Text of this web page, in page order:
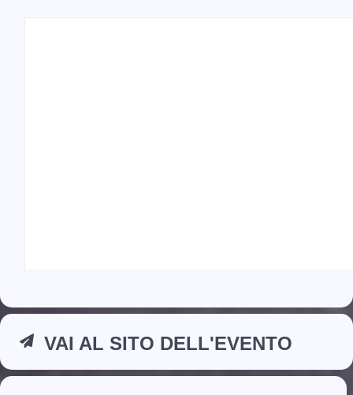
VAI AL SITO DELL'EVENTO